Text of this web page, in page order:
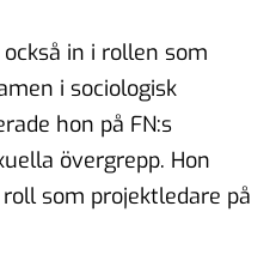
in i rollen som
i sociologisk
hon på FN:s
övergrepp. Hon
som projektledare på